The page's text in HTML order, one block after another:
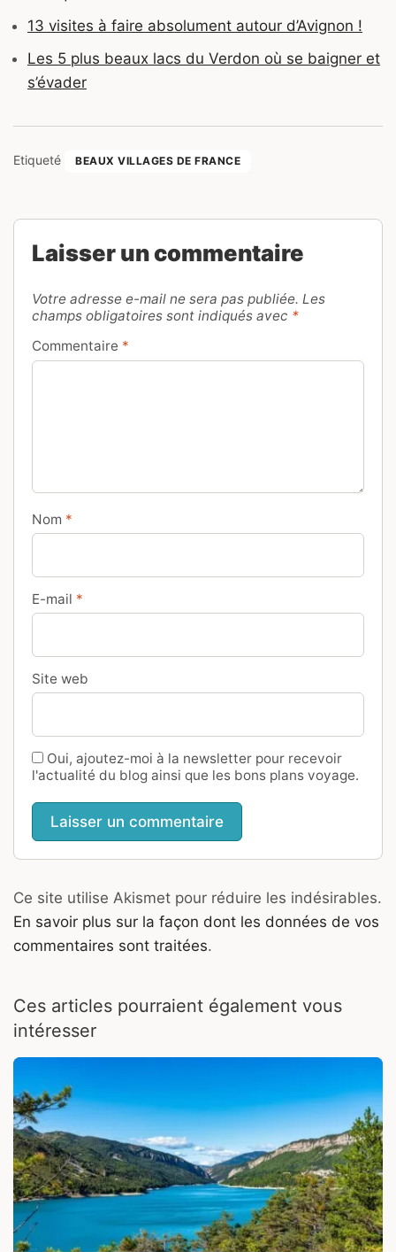
13 visites à faire absolument autour d’Avignon !
Les 5 plus beaux lacs du Verdon où se baigner et
s’évader
Etiqueté BEAUX VILLAGES DE FRANCE
Laisser un commentaire
Votre adresse e-mail ne sera pas publiée. Les
champs obligatoires sont indiqués avec *
Commentaire *
Nom *
E-mail *
Site web
Oui, ajoutez-moi à la newsletter pour recevoir
l'actualité du blog ainsi que les bons plans voyage.
Ce site utilise Akismet pour réduire les indésirables.
En savoir plus sur la façon dont les données de vos
commentaires sont traitées.
Ces articles pourraient également vous
intéresser